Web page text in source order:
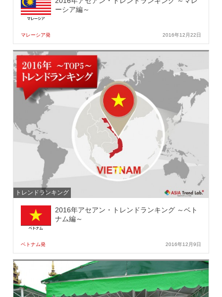
ーシア編～
マレーシア発 2016年12月22日
トレンドランキング
2016年アセアン・トレンドランキング ～ベト
ナム編～
ベトナム発 2016年12月9日